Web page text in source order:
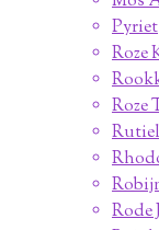
Pyriet
Roze
Roze
Rode